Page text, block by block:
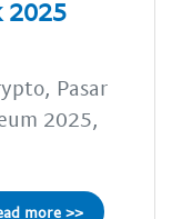
2025
Pasar
2025,
more >>